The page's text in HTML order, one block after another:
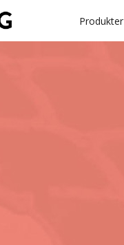
Produkter